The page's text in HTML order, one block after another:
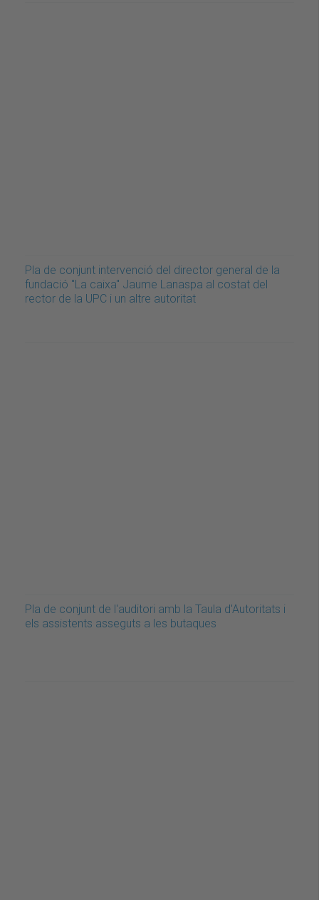
Pla de conjunt intervenció del director general de la
fundació "La caixa" Jaume Lanaspa al costat del
rector de la UPC i un altre autoritat
Pla de conjunt de l'auditori amb la Taula d'Autoritats i
els assistents asseguts a les butaques